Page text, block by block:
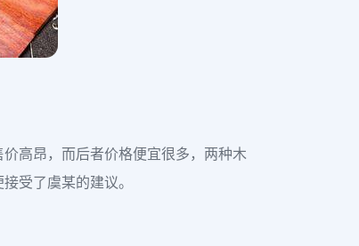
高昂，而后者价格便宜很多，两种木
受了虞某的建议。